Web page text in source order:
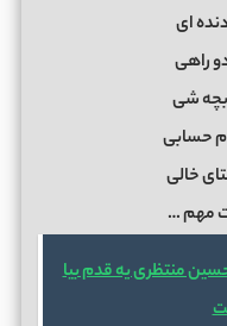
ای
راهی
بچه شی
حسابی
خالی
مهم …
منتظری یه قدم بیا